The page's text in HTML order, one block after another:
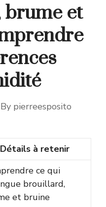
et
By pierreesposito
Détails à retenir
ce qui
brouillard,
et bruine